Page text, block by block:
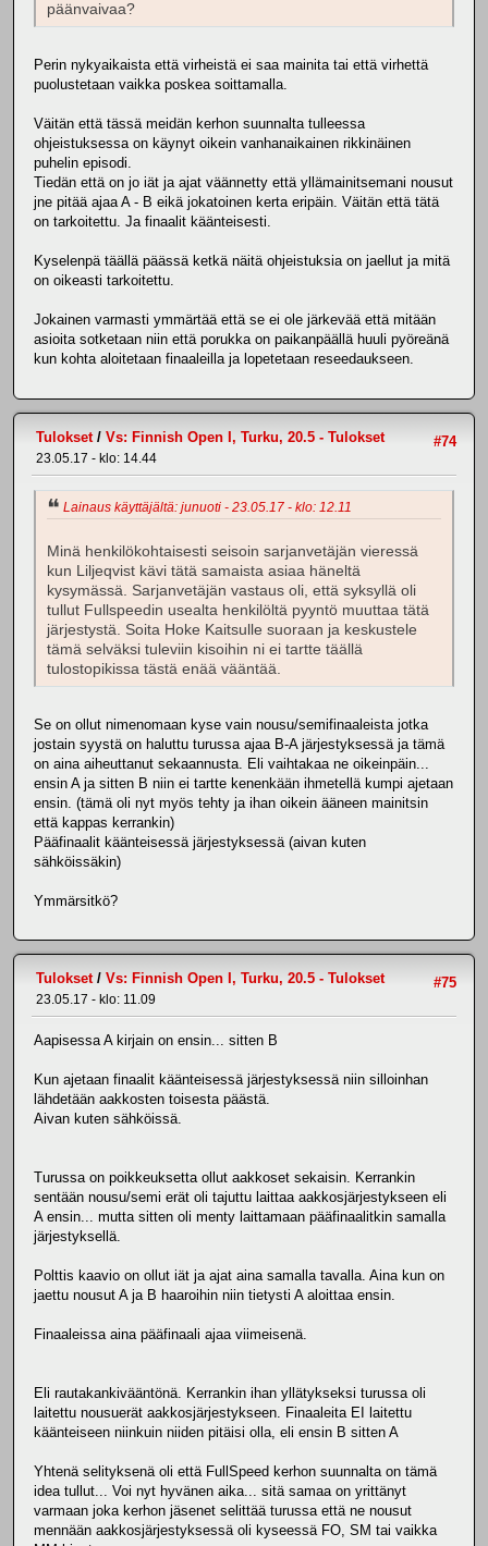
päänvaivaa?
Perin nykyaikaista että virheistä ei saa mainita tai että virhettä
puolustetaan vaikka poskea soittamalla.
Väitän että tässä meidän kerhon suunnalta tulleessa
ohjeistuksessa on käynyt oikein vanhanaikainen rikkinäinen
puhelin episodi.
Tiedän että on jo iät ja ajat väännetty että yllämainitsemani nousut
jne pitää ajaa A - B eikä jokatoinen kerta eripäin. Väitän että tätä
on tarkoitettu. Ja finaalit käänteisesti.
Kyselenpä täällä päässä ketkä näitä ohjeistuksia on jaellut ja mitä
on oikeasti tarkoitettu.
Jokainen varmasti ymmärtää että se ei ole järkevää että mitään
asioita sotketaan niin että porukka on paikanpäällä huuli pyöreänä
kun kohta aloitetaan finaaleilla ja lopetetaan reseedaukseen.
#74
Tulokset/ Vs: Finnish Open I, Turku, 20.5 - Tulokset
23.05.17 - klo: 14.44
Lainaus käyttäjältä: junuoti - 23.05.17 - klo: 12.11
Minä henkilökohtaisesti seisoin sarjanvetäjän vieressä
kun Liljeqvist kävi tätä samaista asiaa häneltä
kysymässä. Sarjanvetäjän vastaus oli, että syksyllä oli
tullut Fullspeedin usealta henkilöltä pyyntö muuttaa tätä
järjestystä. Soita Hoke Kaitsulle suoraan ja keskustele
tämä selväksi tuleviin kisoihin ni ei tartte täällä
tulostopikissa tästä enää vääntää.
Se on ollut nimenomaan kyse vain nousu/semifinaaleista jotka
jostain syystä on haluttu turussa ajaa B-A järjestyksessä ja tämä
on aina aiheuttanut sekaannusta. Eli vaihtakaa ne oikeinpäin...
ensin A ja sitten B niin ei tartte kenenkään ihmetellä kumpi ajetaan
ensin. (tämä oli nyt myös tehty ja ihan oikein ääneen mainitsin
että kappas kerrankin)
Pääfinaalit käänteisessä järjestyksessä (aivan kuten
sähköissäkin)
Ymmärsitkö?
#75
Tulokset/ Vs: Finnish Open I, Turku, 20.5 - Tulokset
23.05.17 - klo: 11.09
Aapisessa A kirjain on ensin... sitten B
Kun ajetaan finaalit käänteisessä järjestyksessä niin silloinhan
lähdetään aakkosten toisesta päästä.
Aivan kuten sähköissä.
Turussa on poikkeuksetta ollut aakkoset sekaisin. Kerrankin
sentään nousu/semi erät oli tajuttu laittaa aakkosjärjestykseen eli
A ensin... mutta sitten oli menty laittamaan pääfinaalitkin samalla
järjestyksellä.
Polttis kaavio on ollut iät ja ajat aina samalla tavalla. Aina kun on
jaettu nousut A ja B haaroihin niin tietysti A aloittaa ensin.
Finaaleissa aina pääfinaali ajaa viimeisenä.
Eli rautakankivääntönä. Kerrankin ihan yllätykseksi turussa oli
laitettu nousuerät aakkosjärjestykseen. Finaaleita EI laitettu
käänteiseen niinkuin niiden pitäisi olla, eli ensin B sitten A
Yhtenä selityksenä oli että FullSpeed kerhon suunnalta on tämä
idea tullut... Voi nyt hyvänen aika... sitä samaa on yrittänyt
varmaan joka kerhon jäsenet selittää turussa että ne nousut
mennään aakkosjärjestyksessä oli kyseessä FO, SM tai vaikka